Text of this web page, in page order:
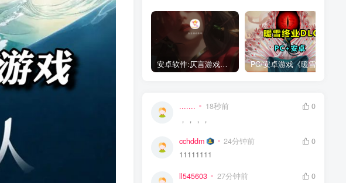
安卓软件:仄言游戏库4.0APP全新上架了！没有下的赶紧下载呀！
....... 18秒前
0
，，，，
cchddm 24分钟前
0
11111111
ll545603 27分钟前
0